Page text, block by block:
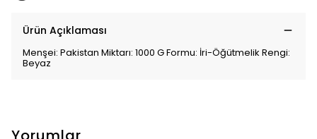
Ürün Açıklaması
Menşei: Pakistan Miktarı: 1000 G Formu: İri-Öğütmelik Rengi:
Beyaz